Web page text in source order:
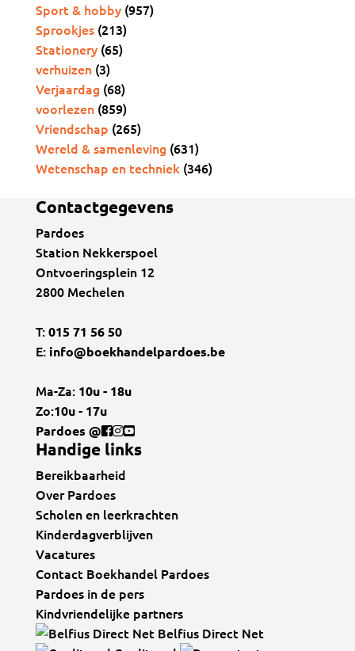
Sport & hobby (957)
Sprookjes (213)
Stationery (65)
verhuizen (3)
Verjaardag (68)
voorlezen (859)
Vriendschap (265)
Wereld & samenleving (631)
Wetenschap en techniek (346)
Contactgegevens
Pardoes
Station Nekkerspoel
Ontvoeringsplein 12
2800 Mechelen
T:015 71 56 50
E: info@boekhandelpardoes.be
Ma-Za: 10u - 18u
Zo:10u - 17u
Pardoes @
Handige links
Bereikbaarheid
Over Pardoes
Scholen en leerkrachten
Kinderdagverblijven
Vacatures
Contact Boekhandel Pardoes
Pardoes in de pers
Kindvriendelijke partners
Belfius Direct Net